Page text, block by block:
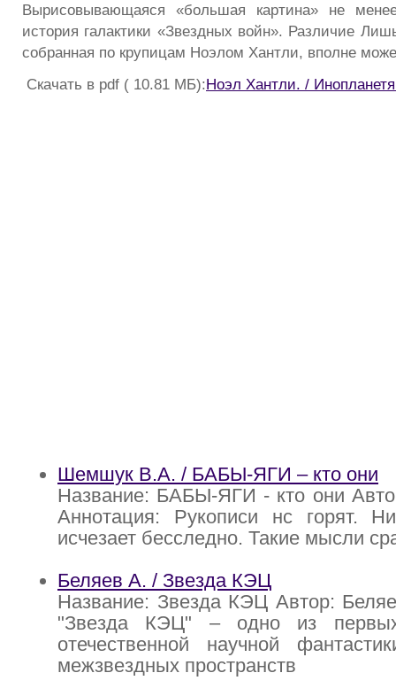
Вырисовывающаяся «большая картина» не
история галактики «Звездных войн». Различие
собранная по крупицам Ноэлом Хантли, вполне
Скачать в pdf ( 10.81 МБ):Ноэл Хантли. /
Шемшук В.А. / БАБЫ-ЯГИ – кто они
Название: БАБЫ-ЯГИ - кто они
Аннотация: Рукописи нс горят.
исчезает бесследно. Такие мысли
Беляев А. / Звезда КЭЦ
Название: Звезда КЭЦ Автор:
"Звезда КЭЦ" – одно из первых
отечественной научной
межзвездных пространств